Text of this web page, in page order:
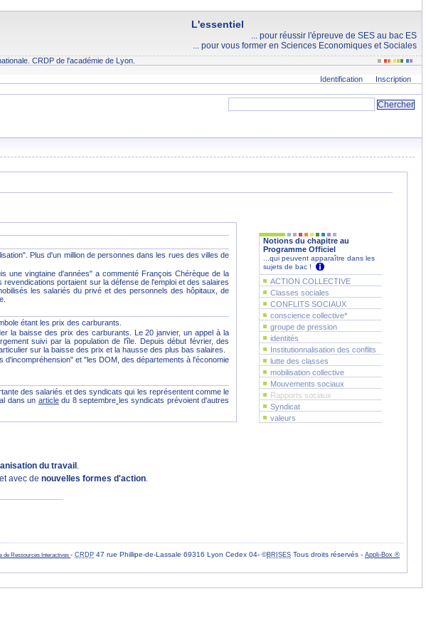
L'essentiel
... pour réussir l'épreuve de SES au bac ES
... pour vous former en Sciences Economiques et Sociales
CRDP de l'académie de Lyon.
Identification Inscription
Notions du chapitre au
Programme Officiel
...qui peuvent apparaître dans les
sujets de bac !
ACTION COLLECTIVE
Classes sociales
CONFLITS SOCIAUX
conscience collective*
groupe de pression
identités
Institutionnalisation des conflits
lutte des classes
mobilisation collective
Mouvements sociaux
Rapports sociaux
Syndicat
valeurs
Plus d'un million de personnes dans les rues des villes de
une vingtaine d'années" a commenté François Chérèque de la
portaient sur la défense de l'emploi et des salaires
les salariés du privé et des personnels des hôpitaux, de
étant les prix des carburants.
la baisse des prix des carburants. Le 20 janvier, un appel à la
suivi par la population de l'île. Depuis début février, des
sur la baisse des prix et la hausse des plus bas salaires.
et "les DOM, des départements à l'économie
des salariés et des syndicats qui les représentent comme le
dans un articledu 8 septembre les syndicats prévoient d'autres
du travail
et avec de nouvelles formes d'action.
de Ressources Interactives- CRDP 47 rue Phillipe-de-Lassale 69316 Lyon Cedex 04- ©BRISES Tous droits réservés - Appli-Box ®